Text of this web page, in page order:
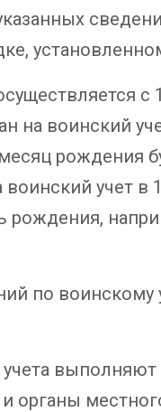
с
на воинский
рождения
учет в
рождения,
по воинскому
выполняют
органы